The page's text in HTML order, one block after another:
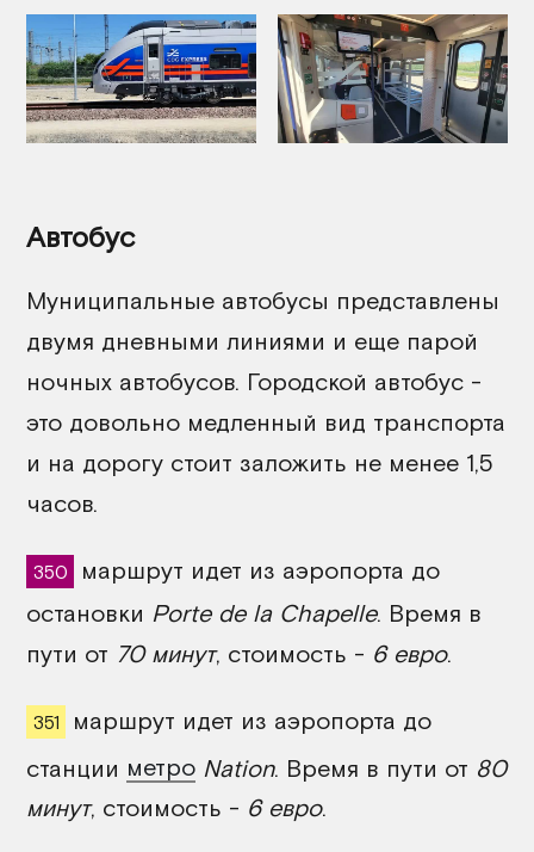
Автобус
Муниципальные автобусы представлены
двумя дневными линиями и еще парой
ночных автобусов. Городской автобус -
это довольно медленный вид транспорта
и на дорогу стоит заложить не менее 1,5
часов.
350
маршрут идет из аэропорта до
остановки Porte de la Chapelle. Время в
пути от 70 минут, стоимость - 6 евро.
351
маршрут идет из аэропорта до
станции метро Nation. Время в пути от 80
минут, стоимость - 6 евро.